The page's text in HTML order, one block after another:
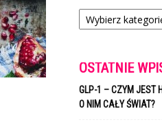
Kategorie
OSTATNIE
GLP-1 – CZYM JEST
O NIM CAŁY ŚWIAT?